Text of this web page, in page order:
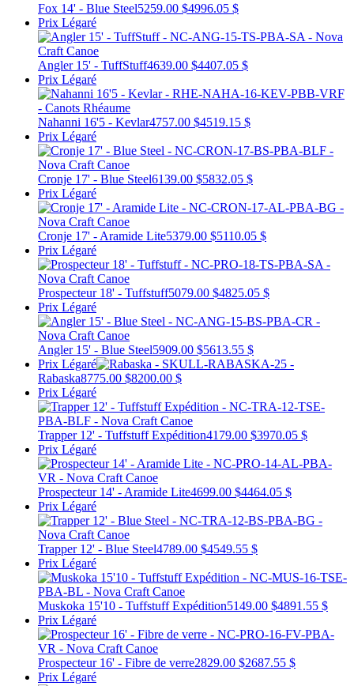
Fox 14' - Blue Steel5259.00 $4996.05 $
Prix Légaré
Angler 15' - TuffStuff4639.00 $4407.05 $
Prix Légaré
Nahanni 16'5 - Kevlar4757.00 $4519.15 $
Prix Légaré
Cronje 17' - Blue Steel6139.00 $5832.05 $
Prix Légaré
Cronje 17' - Aramide Lite5379.00 $5110.05 $
Prix Légaré
Prospecteur 18' - Tuffstuff5079.00 $4825.05 $
Prix Légaré
Angler 15' - Blue Steel5909.00 $5613.55 $
Prix Légaré
Rabaska8775.00 $8200.00 $
Prix Légaré
Trapper 12' - Tuffstuff Expédition4179.00 $3970.05 $
Prix Légaré
Prospecteur 14' - Aramide Lite4699.00 $4464.05 $
Prix Légaré
Trapper 12' - Blue Steel4789.00 $4549.55 $
Prix Légaré
Muskoka 15'10 - Tuffstuff Expédition5149.00 $4891.55 $
Prix Légaré
Prospecteur 16' - Fibre de verre2829.00 $2687.55 $
Prix Légaré